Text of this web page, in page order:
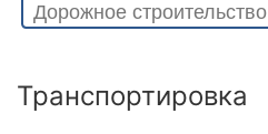
Дорожное строительство
Транспортировка